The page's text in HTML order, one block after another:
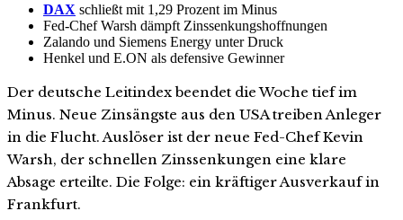
DAX schließt mit 1,29 Prozent im Minus
Fed-Chef Warsh dämpft Zinssenkungshoffnungen
Zalando und Siemens Energy unter Druck
Henkel und E.ON als defensive Gewinner
Der deutsche Leitindex beendet die Woche tief im
Minus. Neue Zinsängste aus den USA treiben Anleger
in die Flucht. Auslöser ist der neue Fed-Chef Kevin
Warsh, der schnellen Zinssenkungen eine klare
Absage erteilte. Die Folge: ein kräftiger Ausverkauf in
Frankfurt.